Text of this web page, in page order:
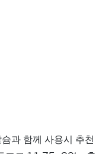
과 함께 사용시 추천